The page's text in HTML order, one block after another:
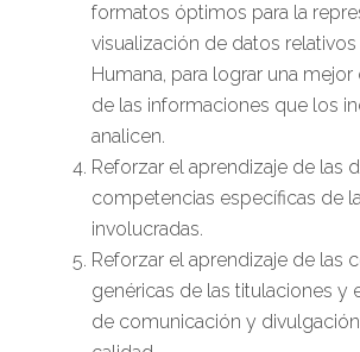
formatos óptimos para la
visualización de datos relativos
Humana, para lograr una
de las informaciones que los
analicen.
Reforzar el aprendizaje de las
competencias específicas de
involucradas.
Reforzar el aprendizaje de las
genéricas de las titulaciones y
de comunicación y